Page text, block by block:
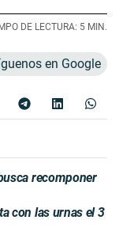
DE LECTURA: 5 MIN.
en Google
recomponer
con las urnas el 3